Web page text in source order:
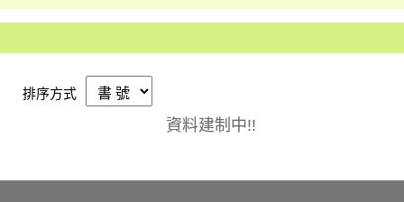
排序方式
資料建制中!!